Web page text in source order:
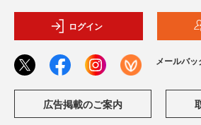
ログイン
メールバ
広告掲載のご案内